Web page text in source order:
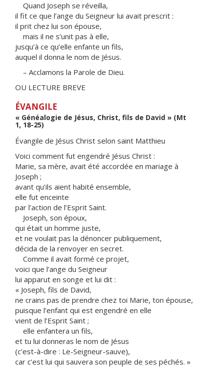
Quand Joseph se réveilla,
il fit ce que l’ange du Seigneur lui avait prescrit :
il prit chez lui son épouse,
mais il ne s’unit pas à elle,
jusqu’à ce qu’elle enfante un fils,
auquel il donna le nom de Jésus.
– Acclamons la Parole de Dieu.
OU LECTURE BREVE
ÉVANGILE
« Généalogie de Jésus, Christ, fils de David » (Mt
1, 18-25)
Évangile de Jésus Christ selon saint Matthieu
Voici comment fut engendré Jésus Christ :
Marie, sa mère, avait été accordée en mariage à
Joseph ;
avant qu’ils aient habité ensemble,
elle fut enceinte
par l’action de l’Esprit Saint.
Joseph, son époux,
qui était un homme juste,
et ne voulait pas la dénoncer publiquement,
décida de la renvoyer en secret.
Comme il avait formé ce projet,
voici que l’ange du Seigneur
lui apparut en songe et lui dit :
« Joseph, fils de David,
ne crains pas de prendre chez toi Marie, ton épouse,
puisque l’enfant qui est engendré en elle
vient de l’Esprit Saint ;
elle enfantera un fils,
et tu lui donneras le nom de Jésus
(c’est-à-dire : Le-Seigneur-sauve),
car c’est lui qui sauvera son peuple de ses péchés. »